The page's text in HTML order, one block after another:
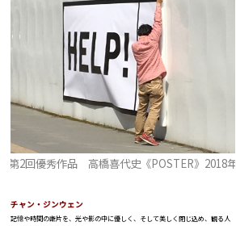
第2回優秀作品 高橋喜代史《POSTER》2018年
チャン・ジンウェン
記憶や時間の断片を、光や影の中に優しく、そして美しく閉じ込め、観る人